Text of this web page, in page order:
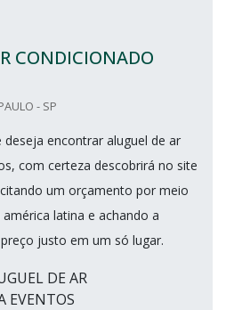
CONDICIONADO
- SP
encontrar aluguel de ar
com certeza descobrirá no site
um orçamento por meio
latina e achando a
justo em um só lugar.
DE AR
EVENTOS